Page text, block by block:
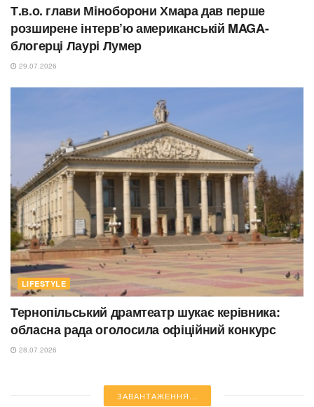
Т.в.о. глави Міноборони Хмара дав перше
розширене інтерв’ю американській MAGA-
блогерці Лаурі Лумер
29.07.2026
LIFESTYLE
Тернопільський драмтеатр шукає керівника:
обласна рада оголосила офіційний конкурс
28.07.2026